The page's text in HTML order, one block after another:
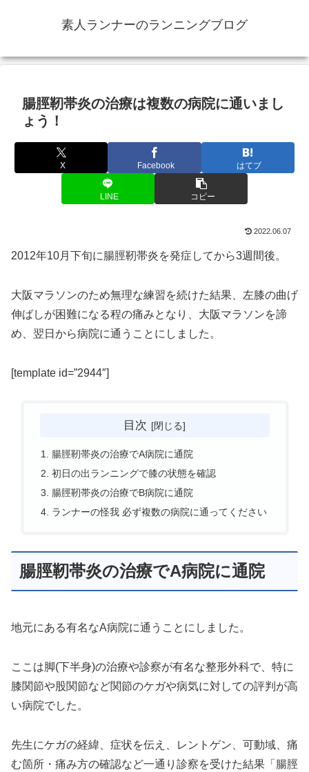
素人ランナーのランニングブログ
腸脛靭帯炎の治療は複数の病院に通いまし
ょう！
X Facebook はてブ
LINE コピー
2022.06.07
2012年10月下旬に腸脛靭帯炎を発症してから3週間後。
大阪マラソンのため無理な練習を続けた結果、左膝の曲げ
伸ばしが困難になる程の痛みとなり、大阪マラソンを諦
め、翌日から病院に通うことにしました。
[template id=”2944″]
目次
腸脛靭帯炎の治療でA病院に通院
初日の出ランニングで膝の状態を確認
腸脛靭帯炎の治療でB病院に通院
ランナーの怪我 必ず複数の病院に通ってください
腸脛靭帯炎の治療でA病院に通院
地元にある有名なA病院に通うことにしました。
ここは脚(下半身)の治療や診察が有名な整形外科で、特に
膝関節や股関節など関節のケガや病気に対しての評判が高
い病院でした。
先生にケガの経緯、症状を伝え、レントゲン、可動域、痛
む箇所・痛み方の確認など一通り診察を受けた結果「腸脛